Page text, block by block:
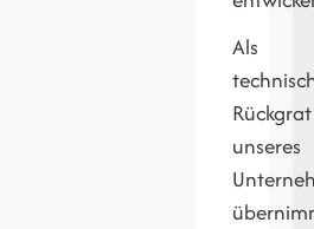
Als
Rückgrat
unseres